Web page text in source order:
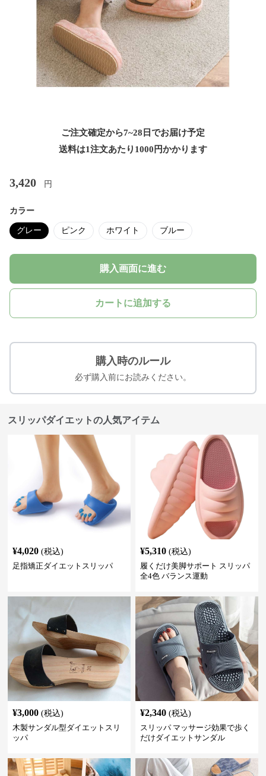
ご注文確定から7~28日でお届け予定
送料は1注文あたり 1000 円かかります
3,420 円
カラー
グレー ピンク ホワイト ブルー
購入画面に進む
カートに追加する
購入時のルール
必ず購入前にお読みください。
スリッパダイエットの人気アイテム
¥4,020 (税込)
足指矯正ダイエットスリッパ
¥5,310 (税込)
履くだけ美脚サポート スリッパ
全4色 バランス運動
¥3,000 (税込)
木製サンダル型ダイエットスリ
ッパ
¥2,340 (税込)
スリッパ マッサージ効果で歩く
だけダイエットサンダル